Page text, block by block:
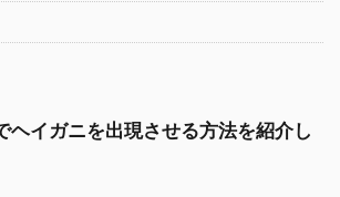
ヘイガニを出現させる方法を紹介し